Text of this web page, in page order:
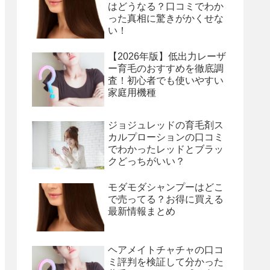
はどうなる？口コミでわか
った真相に驚きがかくせな
い！
【2026年版】低出力レーザ
ー育毛のおすすめを徹底調
査！初心者でも使いやすい
家庭用機種
ジョジュレッドの育毛剤ス
カルプローションの口コミ
でわかったレッドとブラッ
クどっちがいい？
モダモダシャンプーはどこ
で売ってる？お得に買える
最新情報まとめ
ヘアメイトチャチャの口コ
ミ評判を検証して分かった